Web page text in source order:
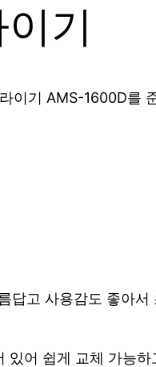
기
이기 AMS-1600D를
답고 사용감도 좋아
있어 쉽게 교체 가능